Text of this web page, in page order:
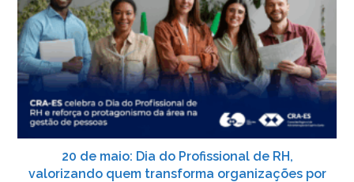
20 de maio: Dia do Profissional de RH,
valorizando quem transforma organizações por